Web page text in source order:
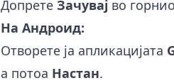
Допрете Зачувај во
На Андроид:
Отворете ја апликацијата
а потоа Настан.